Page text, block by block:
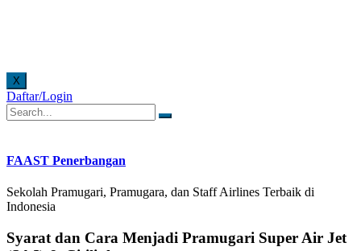
X
Daftar/Login
FAAST Penerbangan
Sekolah Pramugari, Pramugara, dan Staff Airlines Terbaik di
Indonesia
Syarat dan Cara Menjadi Pramugari Super Air Jet